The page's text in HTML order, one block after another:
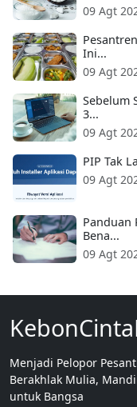
09 Agt
Ini...
09 Agt
Sebelum
3...
09 Agt
PIP Tak
09 Agt
Panduan
Bena...
09 Agt
Menjadi Pelopor
Berakhlak Mulia,
untuk Bangsa